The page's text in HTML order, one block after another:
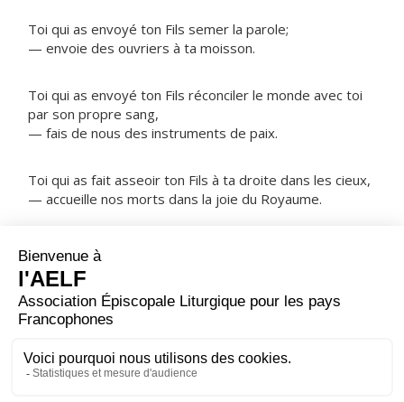
Toi qui as envoyé ton Fils semer la parole;
— envoie des ouvriers à ta moisson.
Toi qui as envoyé ton Fils réconciler le monde avec toi
par son propre sang,
— fais de nous des instruments de paix.
Toi qui as fait asseoir ton Fils à ta droite dans les cieux,
— accueille nos morts dans la joie du Royaume.
NOTRE PÈRE
ORAISON
Dieu qui nous as conduits à la connaissance de ton nom
saints Simon et Jude, ton Église ne cesse de grandir en
accueillant toujours de nouveaux croyants.